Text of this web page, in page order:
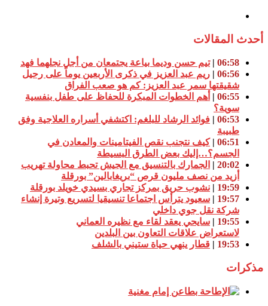
أحدث المقالات
06:58
|تيم حسن وديما بياعة يجتمعان من أجل نجلهما فهد
06:56
| ريم عبد العزيز في ذكرى الأربعين يوماً على رحيل
شقيقتها سمر عبد العزيز: كم هو صعب الفراق
06:55
| أهم الخطوات المبكرة للحفاظ على طفل بنفسية
سوية؟
06:53
| فوائد الرشاد للبلغم: اكتشفي أسراره العلاجية وفق
طبيبة
06:51
|كيف نتجنب نقص الفيتامينات والمعادن في
الجسم؟…إليك بعض الطرق البسيطة
20:02
| الجمارك بالتنسيق مع الجيش تحبط محاولة تهريب
أزيد من نصف مليون قرص “بريغابالين” بورقلة
19:59
| نشوب حريق بمركز تجاري بسيدي خويلد بورقلة
19:57
| سعيود يترأس اجتماعا تنسيقيا لتسريع وتيرة إنشاء
شركة نقل جوي داخلي
19:55
| سايحي يعقد لقاء مع نظيره العماني
لاستعراض علاقات التعاون بين البلدين
19:53
| قطار ينهي حياة ستيني بالشلف
مذكرات